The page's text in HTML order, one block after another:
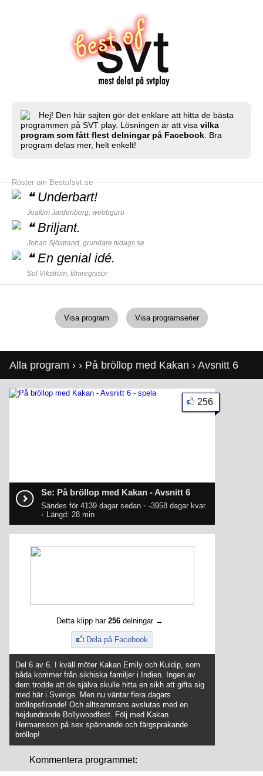
Hej! Den här sajten gör det enklare att hitta de bästa
programmen på SVT play. Lösningen är att visa vilka
program som fått flest delningar på Facebook . Bra
program delas mer, helt enkelt!
Röster om Bestofsvt.se
❝ Underbart!
Joakim Jardenberg, webbguru
❝Briljant.
Johan Sjöstrand, grundare tvdags.se
❝En genial idé.
Sol Vikström, filmregissör
Visa program Visa programserier
Alla program › › På bröllop med Kakan › Avsnitt 6
Se: På bröllop med Kakan - Avsnitt 6
Sändes för 4139 dagar sedan • -3958 dagar kvar.
• Längd: 28 min
256
Detta klipp har 256 delningar →
Dela på Facebook
Del 6 av 6. I kväll möter Kakan Emily och Kuldip, som
båda kommer från sikhiska familjer i Indien. Ingen av
dem trodde att de själva skulle hitta en sikh att gifta sig
med här i Sverige. Men nu väntar flera dagars
bröllopsfirande! Och alltsammans avslutas med en
hejdundrande Bollywoodfest. Följ med Kakan
Hermansson på sex spännande och färgsprakande
bröllop!
Kommentera programmet: